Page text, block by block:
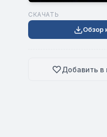
СКАЧАТЬ
Обзор
Добавить в